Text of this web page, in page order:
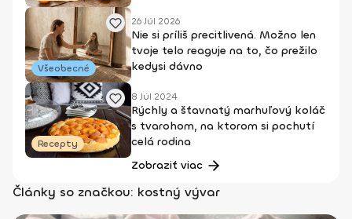
Všeobecné
26 Júl 2026
Nie si príliš precitlivená. Možno len
tvoje telo reaguje na to, čo prežilo
kedysi dávno
Recepty
8 Júl 2024
Rýchly a šťavnatý marhuľový koláč
s tvarohom, na ktorom si pochutí
celá rodina
Zobraziť viac
Články so značkou: kostný vývar